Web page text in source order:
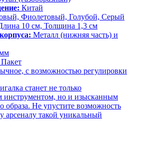
Китай
Фиолетовый, Голубой, Серый
10 см, Толщина 1,3 см
Металл (нижняя часть) и
Пакет
с возможностью регулировки
станет не только
инструментом, но и изысканным
образа. Не упустите возможность
арсеналу такой уникальный